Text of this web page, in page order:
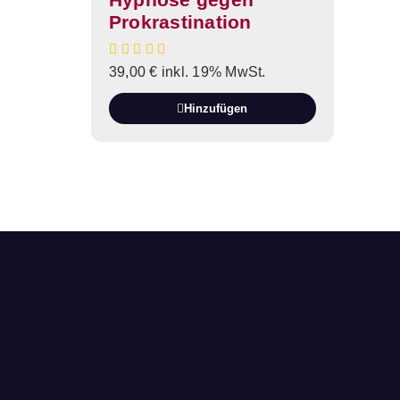
Prokrastination
39,00€ inkl. 19% MwSt.
Hinzufügen